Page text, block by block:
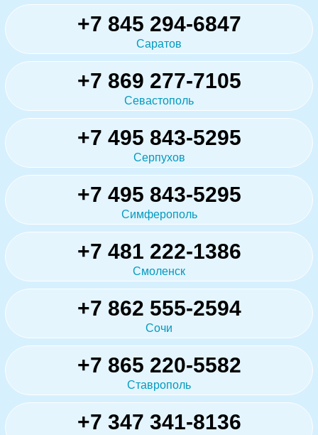
+7 845 294-6847
Саратов
+7 869 277-7105
Севастополь
+7 495 843-5295
Серпухов
+7 495 843-5295
Симферополь
+7 481 222-1386
Смоленск
+7 862 555-2594
Сочи
+7 865 220-5582
Ставрополь
+7 347 341-8136